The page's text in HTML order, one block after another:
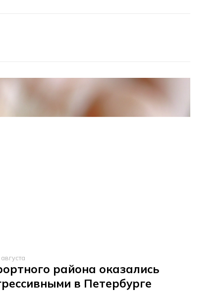
района оказались
в Петербурге